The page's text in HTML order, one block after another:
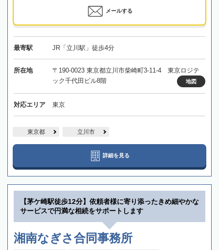
メールする
最寄駅 JR「立川駅」徒歩4分
所在地
〒190-0023 東京都立川市柴崎町3-11-4 東京ロジテ
ック千代田ビル8階
地図
対応エリア 東京
東京都 立川市
詳細を見る
【茅ケ崎駅徒歩12分】依頼者様に寄り添ったきめ細やかな
サービスで円満な相続をサポートします
湘南なぎさ合同事務所